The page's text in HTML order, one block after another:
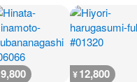
9,800 ¥12,800